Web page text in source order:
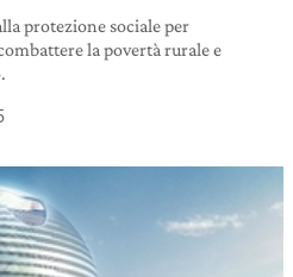
protezione sociale per
la povertà rurale e